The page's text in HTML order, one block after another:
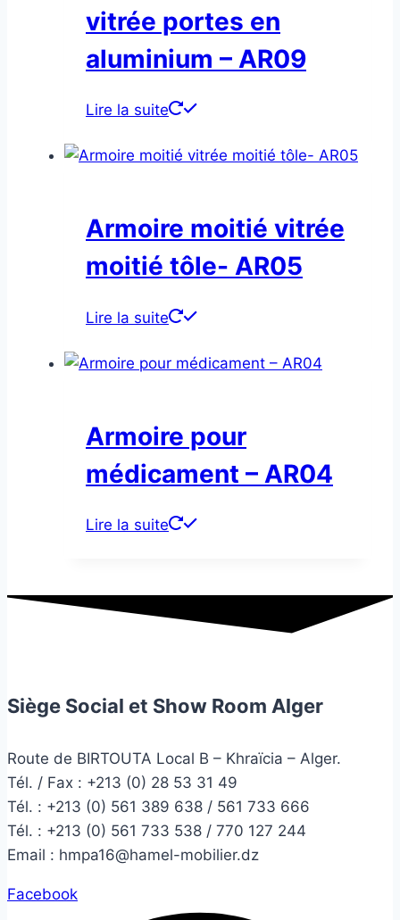
vitrée portes en
aluminium – AR09
Lire la suite
Armoire moitié vitrée
moitié tôle- AR05
Lire la suite
Armoire pour
médicament – AR04
Lire la suite
Siège Social et Show Room Alger
Route de BIRTOUTA Local B – Khraïcia – Alger.
Tél. / Fax : +213 (0) 28 53 31 49
Tél. : +213 (0) 561 389 638 / 561 733 666
Tél. : +213 (0) 561 733 538 / 770 127 244
Email : hmpa16@hamel-mobilier.dz
Facebook